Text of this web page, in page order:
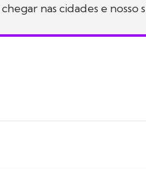
nas cidades e nosso